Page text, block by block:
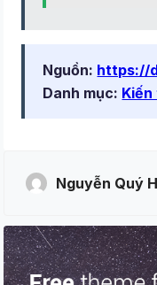
Nguồn: https://
Danh mục:
Nguyễn Quý